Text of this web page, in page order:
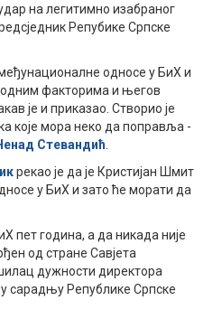
на легитимно изабраног
Репубике Српске
односе у БиХ и
факторима и његов
је и приказао. Створио је
које мора неко да поправља -
Стевандић
рекао је да је Кристијан Шмит
у БиХ и зато ће морати да
пет година, а да никада није
од стране Савјета
дужности директора
сарадњу Републике Српске